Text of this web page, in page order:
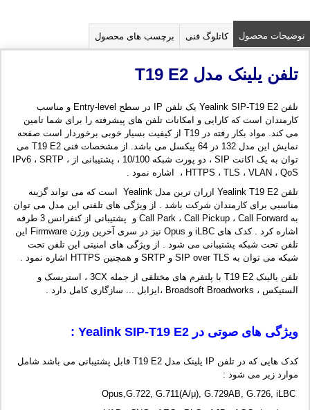
توضیحات محصول کاتلوگ فنی برچسب های محصول
تلفن یلینک مدل T19 E2
تلفن Yealink SIP-T19 E2 یک تلفن IP در سطح Entry-level و مناسب
کارمندان است که کارایی و امکانات تلفن های پیشرفته را برای شما تامین
می کند. مواد بکار رفته در T19 از کیفیت بسیار خوبی برخوردار است صفحه
نمایش این مدل 132 در 64 پیکسل می باشد. از مشخصات فنی T19 E2 می
توان به یک اکانت SIP ، دو پورت شبکه 10/100 ، پشتیبانی از IPv6 ، SRTP ،
HTTPS ، TLS ، VLAN ، QoS ، اشاره نمود .
تلفن Yealink T19 E2 ازران ترین مدل Yealink است که می تواند گزینه
مناسبی برای کارمندان شرکت باشد . از ویژگی های تلفنی این مدل می توان
به Call Park ، Call Pickup ، Call Forward و پشتیبانی از کنفرانس 3 طرفه
اشاره کرد . کدک های iLBC و Opus نیز در سری آخرین ورژن Firmware این
تلفن تحت شبکه پشتیبانی می شود . از ویژگی های امنیتی این تلفن تحت
شبکه می توان به SIP over TLS و SRTP و همچنین HTTPS اشاره نمود .
تلفن یالینک T19 E2 با پلتفرم های مختلفی از جمله 3CX ، استریسک و
الستیکس ، Broadsoft Broadworks ،ایزابل ... سازگاری کامل دارد .
ویژگی های صوتی در Yealink SIP-T19 E2 :
کدک هایی که در تلفن IP یلینک مدل T19 E2 قابل پشتیبانی می باشد شامل
موارد زیر می شود :